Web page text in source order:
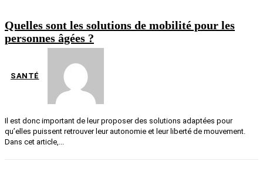
Quelles sont les solutions de mobilité pour les
personnes âgées ?
SANTÉ
Il est donc important de leur proposer des solutions adaptées pour
qu’elles puissent retrouver leur autonomie et leur liberté de mouvement.
Dans cet article,...